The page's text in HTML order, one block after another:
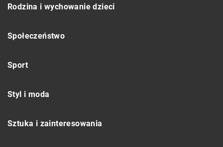
Rodzina i wychowanie dzieci
Społeczeństwo
Sport
Styl i moda
Sztuka i zainteresowania